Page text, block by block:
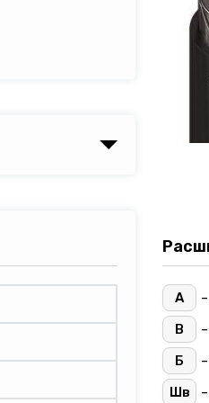
А -
В
-
Б
-
Шв
-